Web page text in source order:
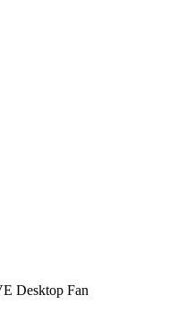
Desktop Fan